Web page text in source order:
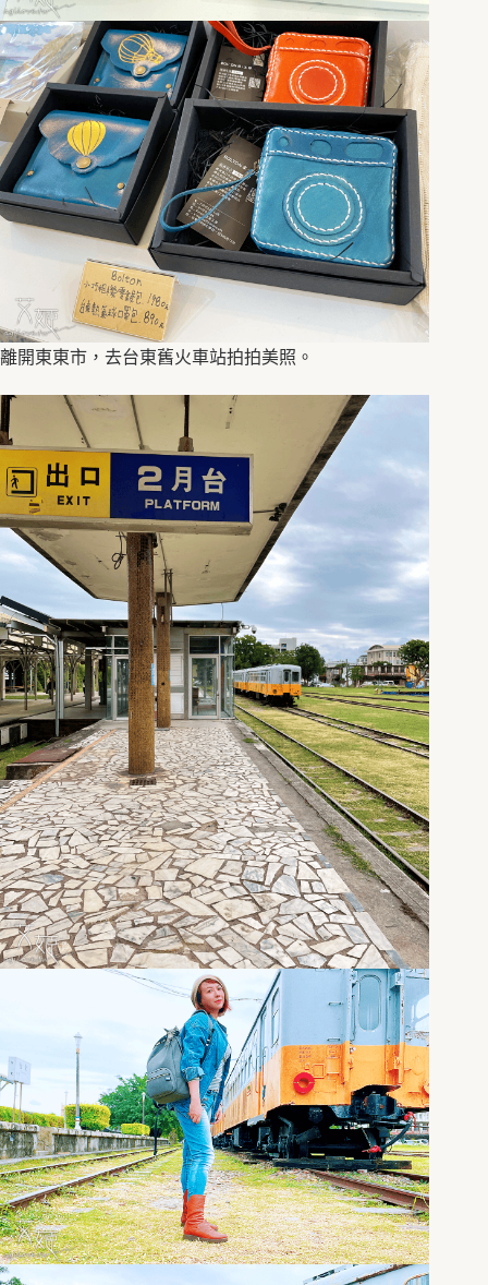
離開東東市，去台東舊火車站拍拍美照。